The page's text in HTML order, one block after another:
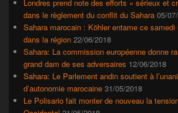
Londres prend note des efforts « sérieux et
dans le règlement du conflit du Sahara 05/
Sahara marocain : Köhler entame ce samedi
dans la région 22/06/2018
Sahara: La commission européenne donne
grand dam de ses adversaires 12/06/2018
Sahara: Le Parlement andin soutient à
d’autonomie marocaine 31/05/2018
Le Polisario fait monter de nouveau la